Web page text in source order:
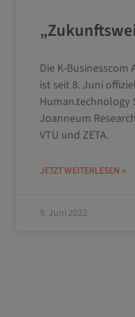
Die K-Businesscom
ist seit 8. Juni
Human.technology
Joanneum
VTU und ZETA.
JETZT WEITERLESEN »
9. Juni 2022